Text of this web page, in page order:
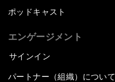
ポッドキャスト
エンゲージメント
サインイン
パートナー（組織）について